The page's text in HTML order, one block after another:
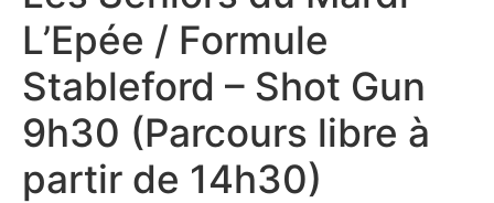
L’Epée / Formule
Stableford – Shot Gun
9h30 (Parcours libre à
partir de 14h30)